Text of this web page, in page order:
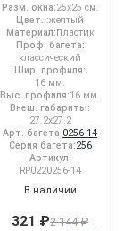
Разм. окна:25x25 см.
Цвет..:желтый
Материал:Пластик
Проф. багета:
классический
Шир. профиля:
16 мм.
Выс. профиля:16 мм.
Внеш. габариты:
27.2x27.2
Арт. багета:0256-14
Серия багета:256
Артикул:
RP0220256-14
В наличии
321 ₽2 144 ₽